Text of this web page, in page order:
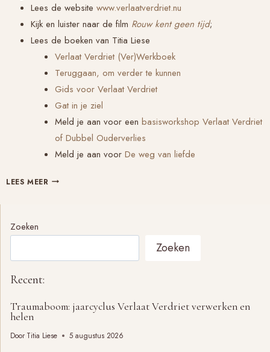
Lees de website www.verlaatverdriet.nu
Kijk en luister naar de film Rouw kent geen tijd;
Lees de boeken van Titia Liese
Verlaat Verdriet (Ver)Werkboek
Teruggaan, om verder te kunnen
Gids voor Verlaat Verdriet
Gat in je ziel
Meld je aan voor een basisworkshop Verlaat Verdriet
of Dubbel Ouderverlies
Meld je aan voor De weg van liefde
LEES MEER COUVEUSE:
VERDRIET
Zoeken
Zoeken
Recent:
Traumaboom: jaarcyclus Verlaat Verdriet verwerken en
helen
Door Titia Liese 5 augustus 2026